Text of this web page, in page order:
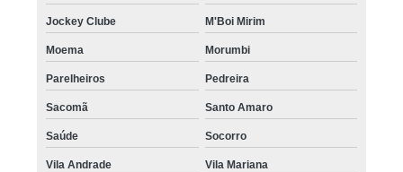
Jockey Clube M'Boi Mirim
Moema Morumbi
Parelheiros Pedreira
Sacomã Santo Amaro
Saúde Socorro
Vila Andrade Vila Mariana